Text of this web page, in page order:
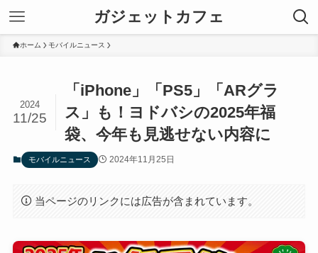
ガジェットカフェ
ホーム モバイルニュース
「iPhone」「PS5」「ARグラ
ス」も！ヨドバシの2025年福
袋、今年も見逃せない内容に
2024
11/25
モバイルニュース 2024年11月25日
当ページのリンクには広告が含まれています。